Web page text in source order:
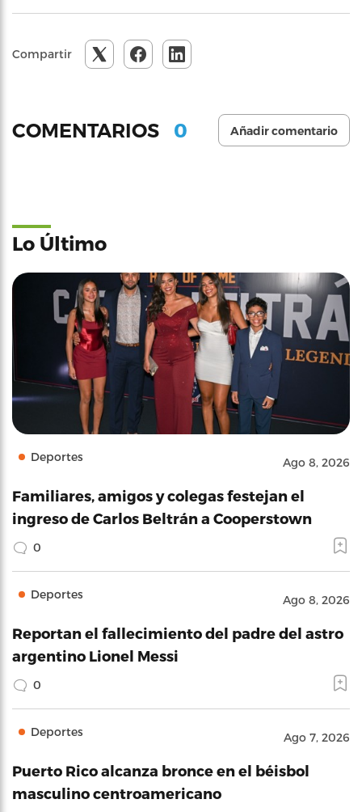
Compartir
COMENTARIOS 0 Añadir comentario
Lo Último
Deportes Ago 8, 2026
Familiares, amigos y colegas festejan el
ingreso de Carlos Beltrán a Cooperstown
0
Deportes Ago 8, 2026
Reportan el fallecimiento del padre del astro
argentino Lionel Messi
0
Deportes Ago 7, 2026
Puerto Rico alcanza bronce en el béisbol
masculino centroamericano